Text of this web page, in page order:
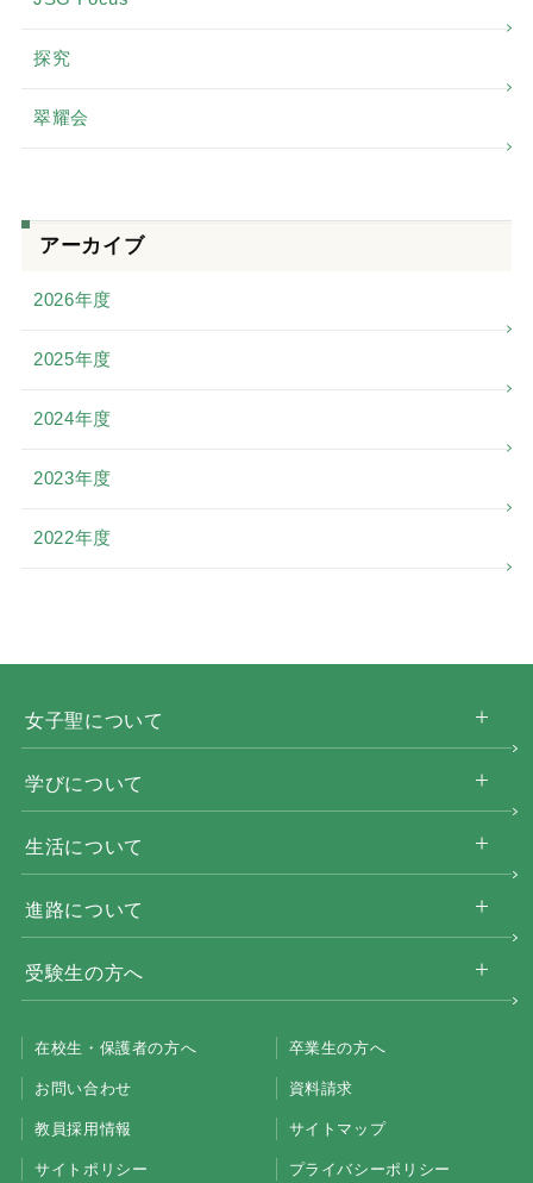
探究
翠耀会
アーカイブ
2026年度
2025年度
2024年度
2023年度
2022年度
女子聖について
学びについて
生活について
進路について
受験生の方へ
在校生・保護者の方へ 卒業生の方へ
お問い合わせ 資料請求
教員採用情報 サイトマップ
サイトポリシー プライバシーポリシー